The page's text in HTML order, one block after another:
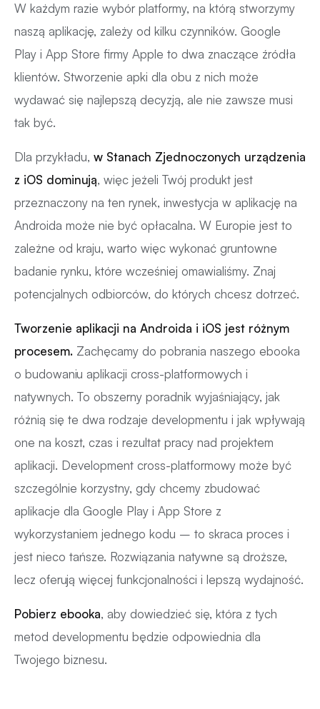
W każdym razie wybór platformy, na którą stworzymy
naszą aplikację, zależy od kilku czynników. Google
Play i App Store firmy Apple to dwa znaczące źródła
klientów. Stworzenie apki dla obu z nich może
wydawać się najlepszą decyzją, ale nie zawsze musi
tak być.
Dla przykładu, w Stanach Zjednoczonych urządzenia
z iOS dominują, więc jeżeli Twój produkt jest
przeznaczony na ten rynek, inwestycja w aplikację na
Androida może nie być opłacalna. W Europie jest to
zależne od kraju, warto więc wykonać gruntowne
badanie rynku, które wcześniej omawialiśmy. Znaj
potencjalnych odbiorców, do których chcesz dotrzeć.
Tworzenie aplikacji na Androida i iOS jest różnym
procesem. Zachęcamy do pobrania naszego ebooka
o budowaniu aplikacji cross-platformowych i
natywnych. To obszerny poradnik wyjaśniający, jak
różnią się te dwa rodzaje developmentu i jak wpływają
one na koszt, czas i rezultat pracy nad projektem
aplikacji. Development cross-platformowy może być
szczególnie korzystny, gdy chcemy zbudować
aplikacje dla Google Play i App Store z
wykorzystaniem jednego kodu – to skraca proces i
jest nieco tańsze. Rozwiązania natywne są droższe,
lecz oferują więcej funkcjonalności i lepszą wydajność.
Pobierz ebooka, aby dowiedzieć się, która z tych
metod developmentu będzie odpowiednia dla
Twojego biznesu.